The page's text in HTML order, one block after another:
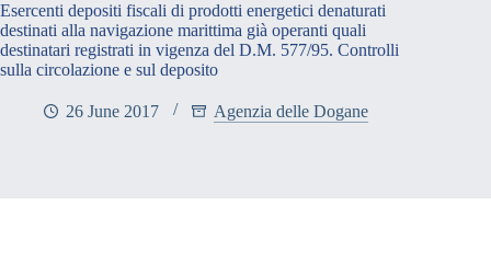
Esercenti depositi fiscali di prodotti energetici denaturati
destinati alla navigazione marittima già operanti quali
destinatari registrati in vigenza del D.M. 577/95. Controlli
sulla circolazione e sul deposito
26 June 2017 Agenzia delle Dogane